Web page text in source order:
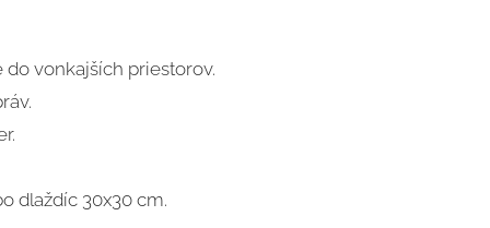
vonkajších priestorov.
dlaždíc 30x30 cm.